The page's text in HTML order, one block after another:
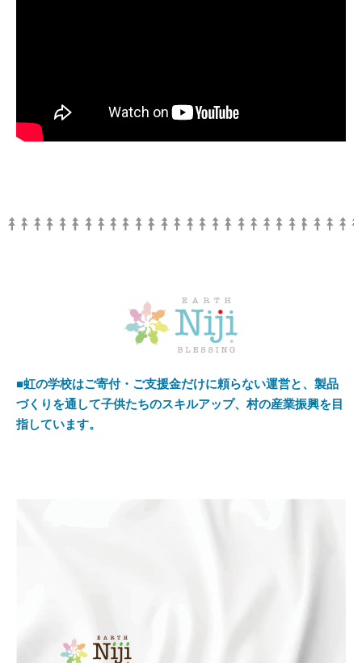
■虹の学校はご寄付・ご支援金だけに頼らない運営と、製品
づくりを通して子供たちのスキルアップ、村の産業振興を目
指しています。